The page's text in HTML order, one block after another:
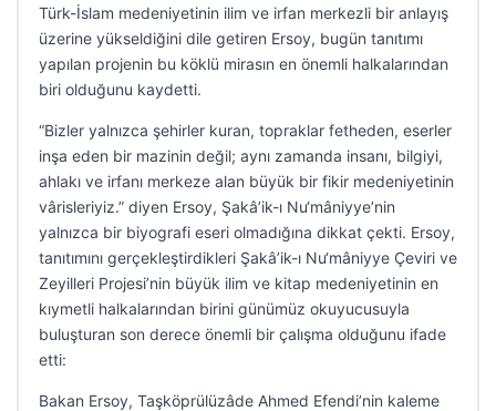
Türk-İslam medeniyetinin ilim ve irfan merkezli bir anlayış
üzerine yükseldiğini dile getiren Ersoy, bugün tanıtımı
yapılan projenin bu köklü mirasın en önemli halkalarından
biri olduğunu kaydetti.
“Bizler yalnızca şehirler kuran, topraklar fetheden, eserler
inşa eden bir mazinin değil; aynı zamanda insanı, bilgiyi,
ahlakı ve irfanı merkeze alan büyük bir fikir medeniyetinin
vârisleriyiz.” diyen Ersoy, Şakâ’ik-ı Nu‘mâniyye’nin
yalnızca bir biyografi eseri olmadığına dikkat çekti. Ersoy,
tanıtımını gerçekleştirdikleri Şakâ’ik-ı Nu‘mâniyye Çeviri ve
Zeyilleri Projesi’nin büyük ilim ve kitap medeniyetinin en
kıymetli halkalarından birini günümüz okuyucusuyla
buluşturan son derece önemli bir çalışma olduğunu ifade
etti:
Bakan Ersoy, Taşköprülüzâde Ahmed Efendi’nin kaleme